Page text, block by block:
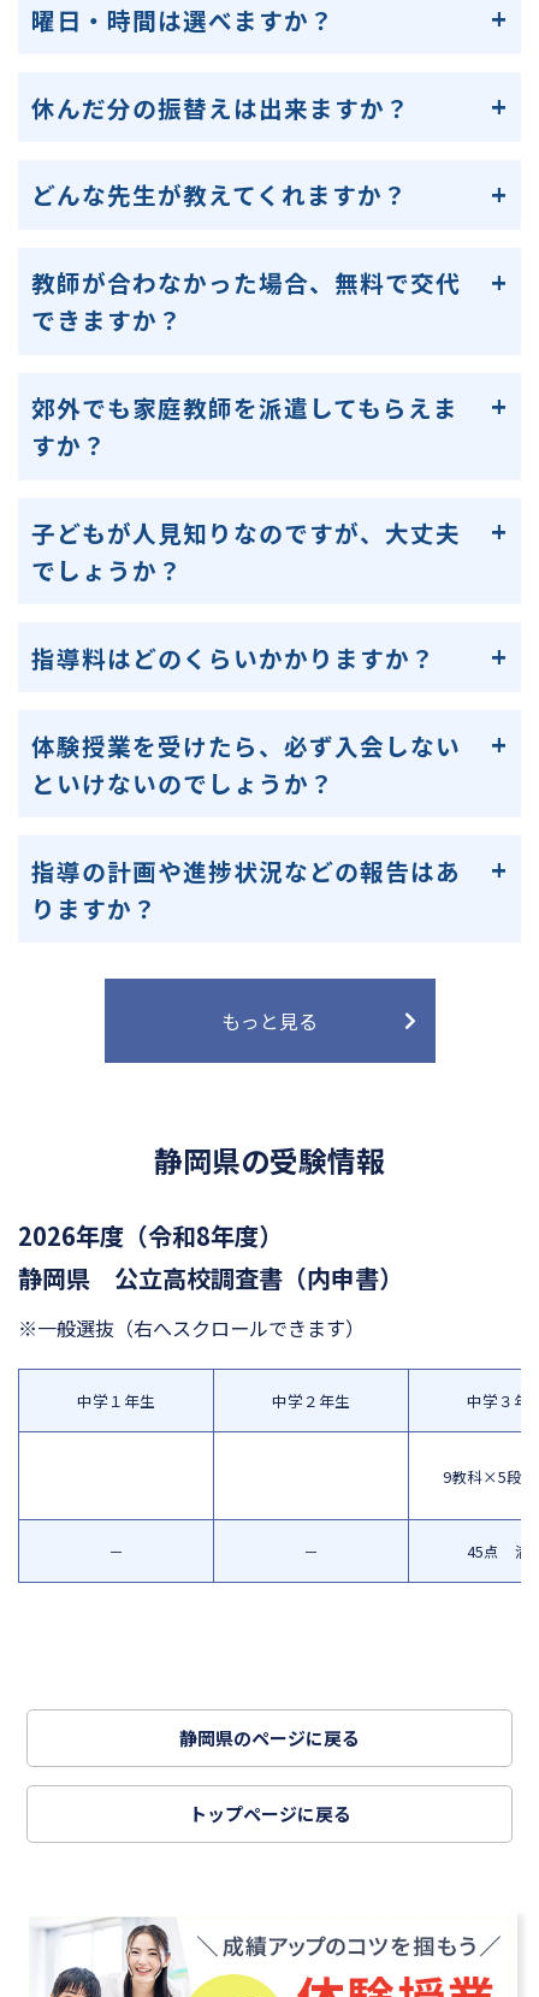
曜日・時間は選べますか？
休んだ分の振替えは出来ますか？
どんな先生が教えてくれますか？
教師が合わなかった場合、無料で交代
できますか？
郊外でも家庭教師を派遣してもらえま
すか？
子どもが人見知りなのですが、大丈夫
でしょうか？
指導料はどのくらいかかりますか？
体験授業を受けたら、必ず入会しない
といけないのでしょうか？
指導の計画や進捗状況などの報告はあ
りますか？
もっと見る
静岡県の受験情報
2026年度（令和8年度）
静岡県 公立高校調査書（内申書）
※一般選抜 （右へスクロールできます）
中学１年生
－
中学２年生
－
中学３年
9教科×5段
45点 満
静岡県のページに戻る
トップページに戻る